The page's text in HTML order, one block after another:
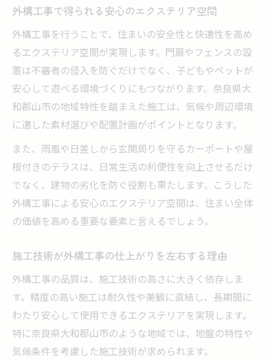
外構工事で得られる安心のエクステリア空間
外構工事を行うことで、住まいの安全性と快適性を高め
るエクステリア空間が実現します。門扉やフェンスの設
置は不審者の侵入を防ぐだけでなく、子どもやペットが
安心して遊べる環境づくりにもつながります。奈良県大
和郡山市の地域特性を踏まえた施工は、気候や周辺環境
に適した素材選びや配置計画がポイントとなります。
また、雨風や日差しから玄関周りを守るカーポートや屋
根付きのテラスは、日常生活の利便性を向上させるだけ
でなく、建物の劣化を防ぐ役割も果たします。こうした
外構工事による安心のエクステリア空間は、住まい全体
の価値を高める重要な要素と言えるでしょう。
施工技術が外構工事の仕上がりを左右する理由
外構工事の品質は、施工技術の高さに大きく依存しま
す。精度の高い施工は耐久性や美観に直結し、長期間に
わたり安心して使用できるエクステリアを実現します。
特に奈良県大和郡山市のような地域では、地盤の特性や
気候条件を考慮した施工技術が求められます。